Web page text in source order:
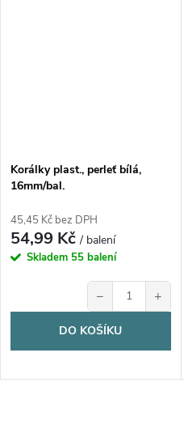
Korálky plast., perleť bílá,
16mm/bal.
45,45 Kč bez DPH
54,99 Kč/ balení
Skladem 55 balení
− +
DO KOŠÍKU